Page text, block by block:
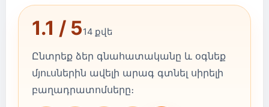
1.1 / 514 քվե
Ընտրեք ձեր գնահատականը և օգնեք
մյուսներին ավելի արագ գտնել սիրելի
բաղադրատոմսերը։